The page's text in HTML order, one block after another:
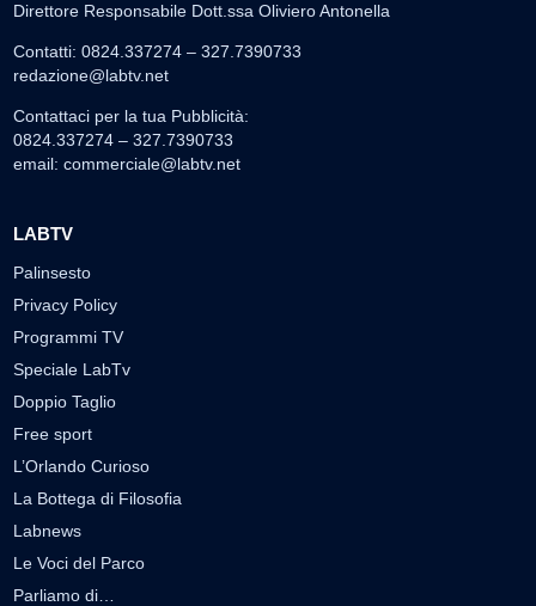
Direttore Responsabile Dott.ssa Oliviero Antonella
Contatti: 0824.337274 – 327.7390733
redazione@labtv.net
Contattaci per la tua Pubblicità:
0824.337274 – 327.7390733
email: commerciale@labtv.net
LABTV
Palinsesto
Privacy Policy
Programmi TV
Speciale LabTv
Doppio Taglio
Free sport
L’Orlando Curioso
La Bottega di Filosofia
Labnews
Le Voci del Parco
Parliamo di…